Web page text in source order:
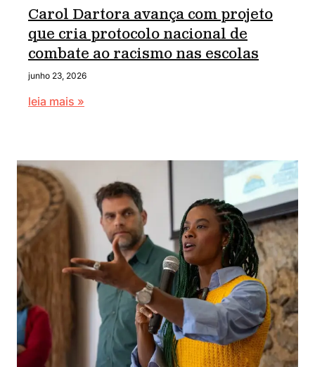
Carol Dartora avança com projeto
que cria protocolo nacional de
combate ao racismo nas escolas
junho 23, 2026
leia mais »